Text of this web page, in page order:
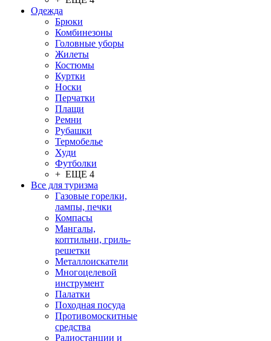
Одежда
Брюки
Комбинезоны
Головные уборы
Жилеты
Костюмы
Куртки
Носки
Перчатки
Плащи
Ремни
Рубашки
Термобелье
Худи
Футболки
+ ЕЩЕ 4
Все для туризма
Газовые горелки,
лампы, печки
Компасы
Мангалы,
коптильни, гриль-
решетки
Металлоискатели
Многоцелевой
инструмент
Палатки
Походная посуда
Противомоскитные
средства
Радиостанции и